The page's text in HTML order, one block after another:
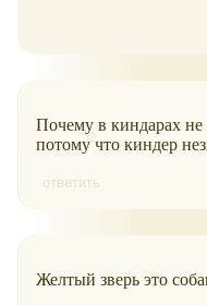
Почему в киндарах не
потому что киндер
ответить
Желтый зверь это